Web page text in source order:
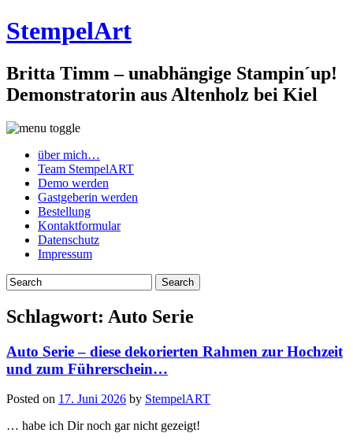
StempelArt
Britta Timm – unabhängige Stampin´up!
Demonstratorin aus Altenholz bei Kiel
über mich…
Team StempelART
Demo werden
Gastgeberin werden
Bestellung
Kontaktformular
Datenschutz
Impressum
Schlagwort: Auto Serie
Auto Serie – diese dekorierten Rahmen zur Hochzeit
und zum Führerschein…
Posted on 17. Juni 2026 by StempelART
… habe ich Dir noch gar nicht gezeigt!